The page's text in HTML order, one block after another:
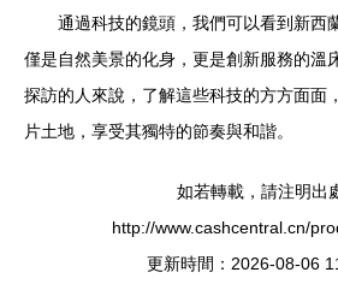
通過科技的鏡頭，我們可以看到新西
僅是自然美景的化身，更是創新服務的溫
探訪的人來說，了解這些科技的方方面面
片土地，享受其獨特的節奏與和諧。
如若轉載，請注明出
http://www.cashcentral.cn/
更新時間：2026-08-06